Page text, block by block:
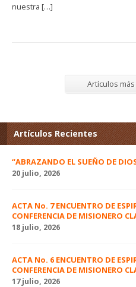
nuestra […]
Artículos
Artículos Recientes
“ABRAZANDO EL SUEÑO DE
20 julio, 2026
ACTA No. 7 ENCUENTRO DE
CONFERENCIA DE MISIONERO
18 julio, 2026
ACTA No. 6 ENCUENTRO DE
CONFERENCIA DE MISIONERO
17 julio, 2026